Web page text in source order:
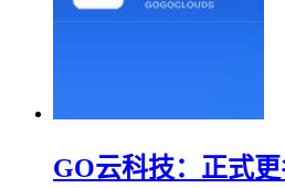
GO云科技：正式